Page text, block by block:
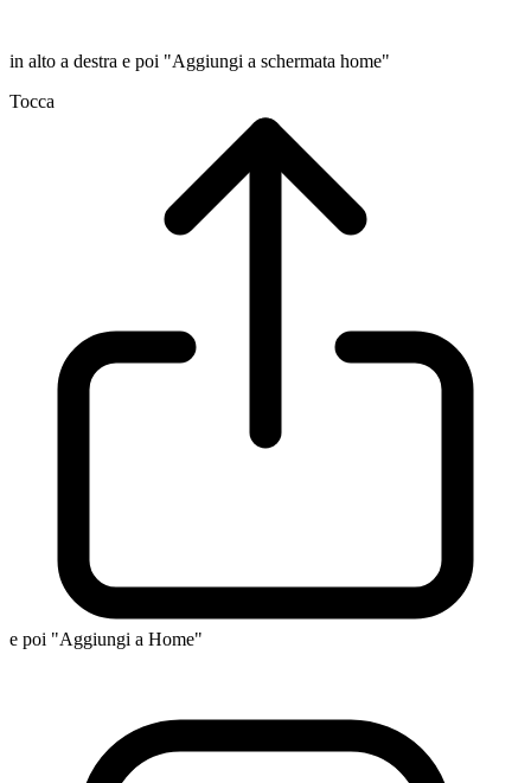
in alto a destra e poi "Aggiungi a schermata home"
Tocca
e poi "Aggiungi a Home"